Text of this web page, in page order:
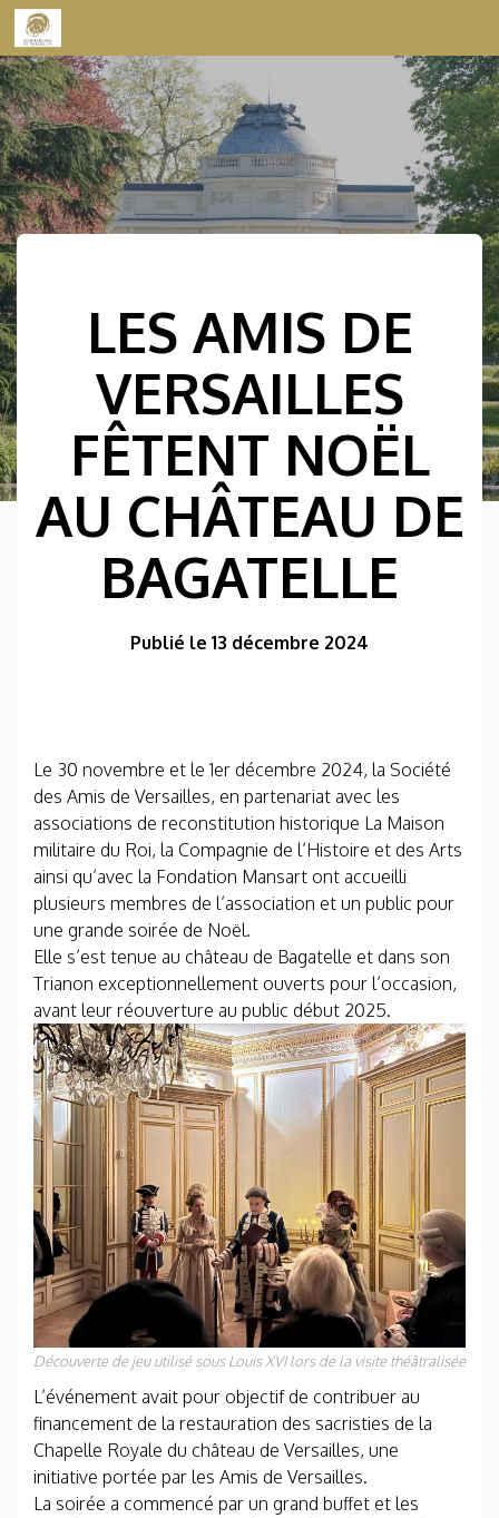
Skip to content
LES AMIS DE
VERSAILLES
FÊTENT NOËL
AU CHÂTEAU DE
BAGATELLE
Publié le 13 décembre 2024
Le 30 novembre et le 1er décembre 2024, la Société
des Amis de Versailles, en partenariat avec les
associations de reconstitution historique La Maison
militaire du Roi, la Compagnie de l’Histoire et des Arts
ainsi qu’avec la Fondation Mansart ont accueilli
plusieurs membres de l’association et un public pour
une grande soirée de Noël.
Elle s’est tenue au château de Bagatelle et dans son
Trianon exceptionnellement ouverts pour l’occasion,
avant leur réouverture au public début 2025.
Découverte de jeu utilisé sous Louis XVI lors de la visite théâtralisée
L’événement avait pour objectif de contribuer au
financement de la restauration des sacristies de la
Chapelle Royale du château de Versailles, une
initiative portée par les Amis de Versailles.
La soirée a commencé par un grand buffet et les